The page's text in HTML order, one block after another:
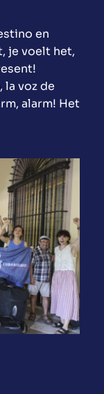
en
je voelt het,
la voz de
alarm! Het